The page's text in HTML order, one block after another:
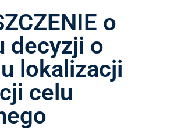
o
decyzji o
lokalizacji
celu